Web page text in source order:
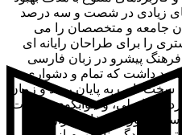
زیادی در شصت و سه درصد
جامعه و متخصصان را می
را برای طراحان رایانه ای
پیشرو در زبان فارسی
امید داشت که تمام و دشواری
سخت تایپ به پایان رسد و زمان
اصلی، و جوابگوی سوالات
مورد استفاده قرار